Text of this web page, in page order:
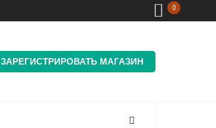
ЗАРЕГИСТРИРОВАТЬ МАГАЗИН
0